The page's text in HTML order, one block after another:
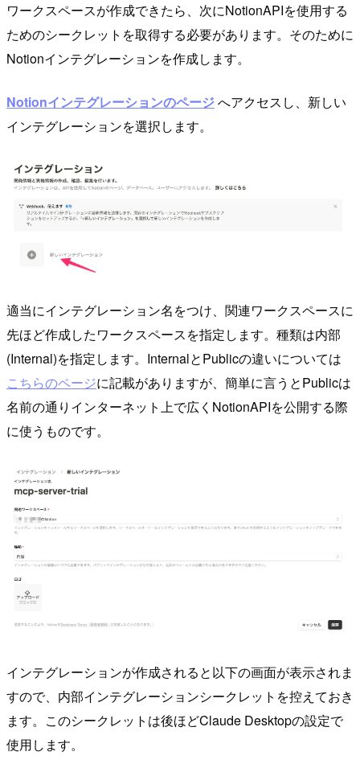
ワークスペースが作成できたら、次にNotionAPIを使用する
ためのシークレットを取得する必要があります。そのために
Notionインテグレーションを作成します。
Notionインテグレーションのページへアクセスし、新しい
インテグレーションを選択します。
適当にインテグレーション名をつけ、関連ワークスペースに
先ほど作成したワークスペースを指定します。種類は内部
(Internal)を指定します。InternalとPublicの違いについては
こちらのページに記載がありますが、簡単に言うとPublicは
名前の通りインターネット上で広くNotionAPIを公開する際
に使うものです。
インテグレーションが作成されると以下の画面が表示されま
すので、内部インテグレーションシークレットを控えておき
ます。このシークレットは後ほどClaude Desktopの設定で
使用します。